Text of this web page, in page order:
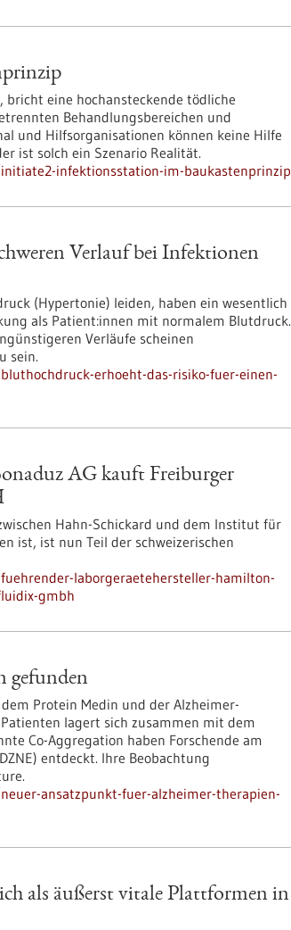
eine hochansteckende tödliche
Behandlungsbereichen und
und Hilfsorganisationen können keine Hilfe
ist solch ein Szenario Realität.
infektionsstation-im-baukastenprinzip
Verlauf bei Infektionen
(Hypertonie) leiden, haben ein wesentlich
als Patient:innen mit normalem Blutdruck.
Verläufe scheinen
sein.
erhoeht-das-risiko-fuer-einen-
AG kauft Freiburger
Hahn-Schickard und dem Institut für
ist, ist nun Teil der schweizerischen
laborgeraetehersteller-hamilton-
gmbh
gefunden
Protein Medin und der Alzheimer-
lagert sich zusammen mit dem
Co-Aggregation haben Forschende am
entdeckt. Ihre Beobachtung
ansatzpunkt-fuer-alzheimer-therapien-
als äußerst vitale Plattformen in